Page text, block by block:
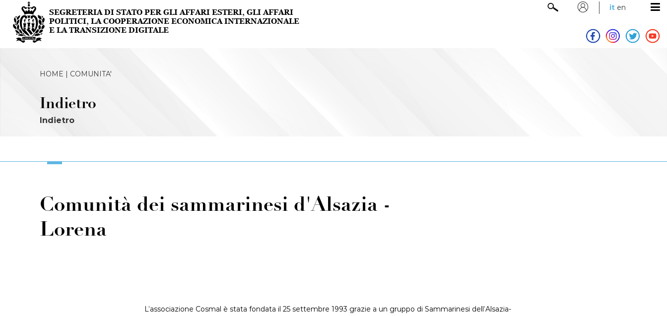
it en
HOME | COMUNITA'
Indietro
Indietro
Comunità dei sammarinesi d'Alsazia -
Lorena
L’associazione Cosmal è stata fondata il 25 settembre 1993 grazie a un gruppo di Sammarinesi dell’Alsazia-